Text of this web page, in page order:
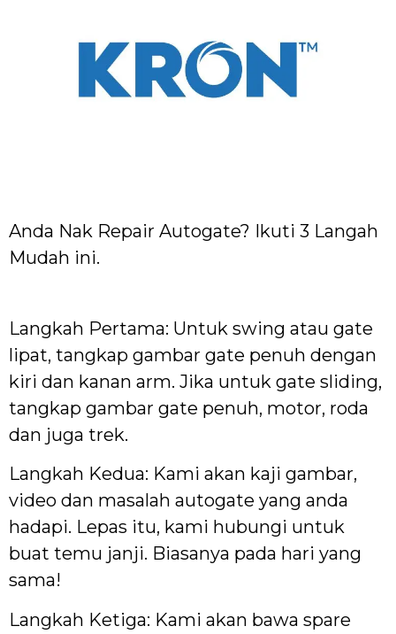
Anda Nak Repair Autogate? Ikuti 3 Langah
Mudah ini.
Langkah Pertama: Untuk swing atau gate
lipat, tangkap gambar gate penuh dengan
kiri dan kanan arm. Jika untuk gate sliding,
tangkap gambar gate penuh, motor, roda
dan juga trek.
Langkah Kedua: Kami akan kaji gambar,
video dan masalah autogate yang anda
hadapi. Lepas itu, kami hubungi untuk
buat temu janji. Biasanya pada hari yang
sama!
Langkah Ketiga: Kami akan bawa spare